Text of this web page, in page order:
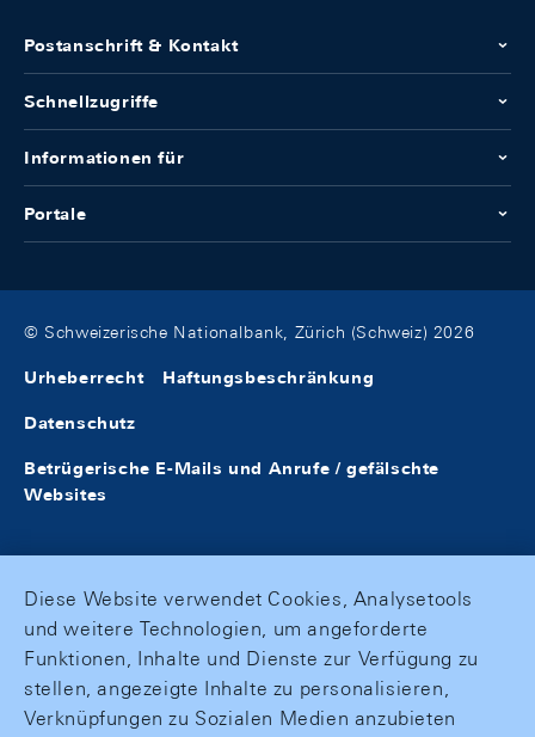
Postanschrift & Kontakt
Schnellzugriffe
Informationen für
Portale
© Schweizerische Nationalbank, Zürich (Schweiz) 2026
Urheberrecht Haftungsbeschränkung
Datenschutz
Betrügerische E-Mails und Anrufe / gefälschte
Websites
Diese Website verwendet Cookies, Analysetools
und weitere Technologien, um angeforderte
Funktionen, Inhalte und Dienste zur Verfügung zu
stellen, angezeigte Inhalte zu personalisieren,
Verknüpfungen zu Sozialen Medien anzubieten